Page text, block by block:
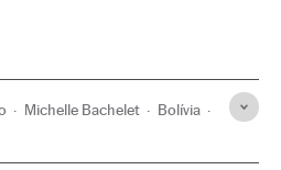
Michelle Bachelet Bolívia